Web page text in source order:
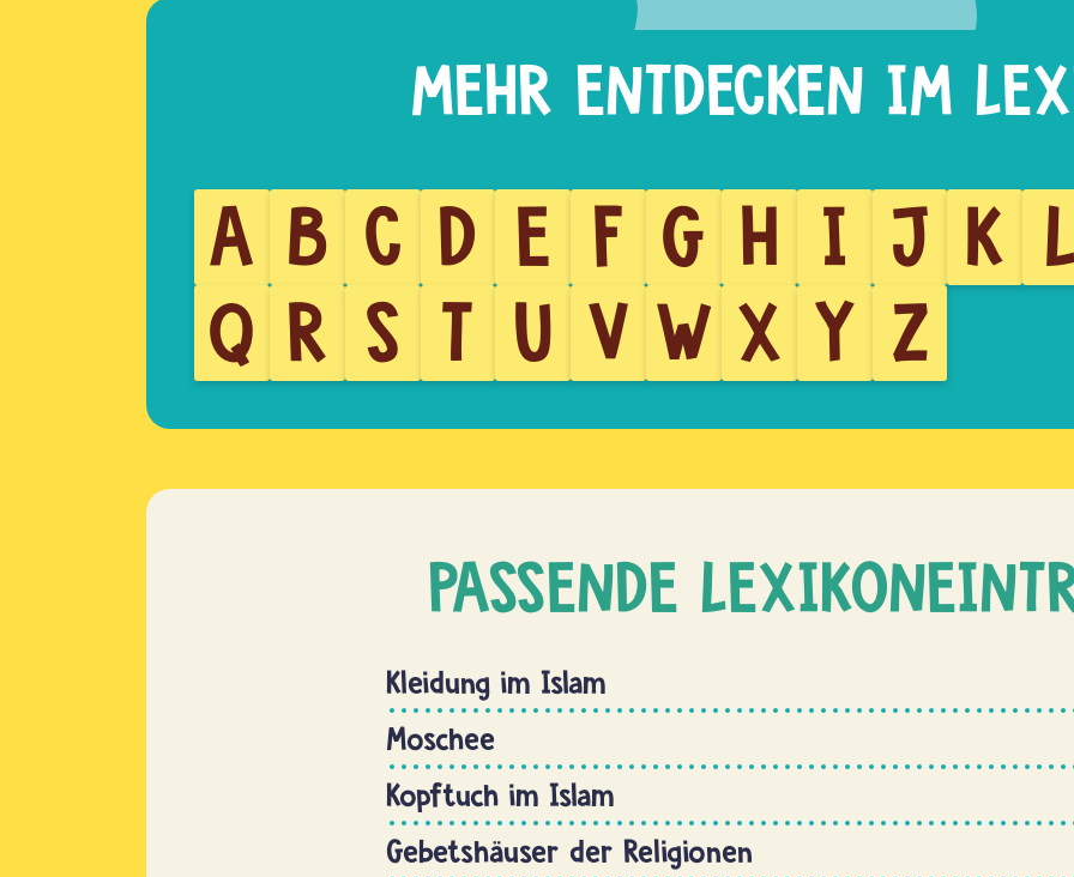
A B C D E F G H I J K
Q R S T U V W X Y Z
PASSENDE
Kleidung im Islam
Moschee
Kopftuch im Islam
Gebetshäuser der Religionen